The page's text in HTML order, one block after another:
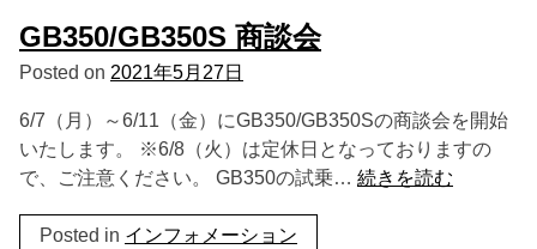
GB350/GB350S 商談会
Posted on 2021年5月27日
6/7（月）～6/11（金）にGB350/GB350Sの商談会を開始
いたします。 ※6/8（火）は定休日となっておりますの
で、ご注意ください。 GB350の試乗… 続きを読む
Posted in インフォメーション